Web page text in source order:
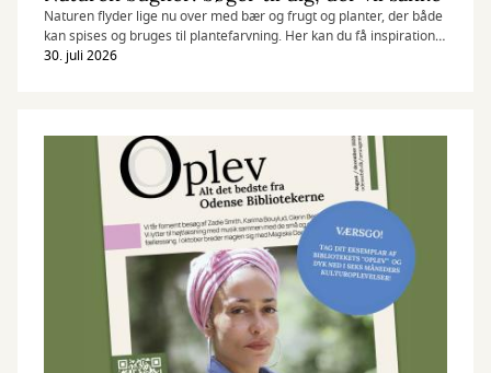
Naturen flyder lige nu over med bær og frugt og planter, der både
kan spises og bruges til plantefarvning. Her kan du få inspiration
til, hvad du kan samle i sensommeren.
30. juli 2026